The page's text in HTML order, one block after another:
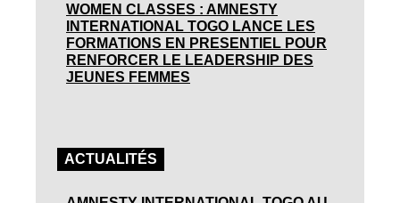
WOMEN CLASSES : AMNESTY
INTERNATIONAL TOGO LANCE LES
FORMATIONS EN PRESENTIEL POUR
RENFORCER LE LEADERSHIP DES
JEUNES FEMMES
ACTUALITÉS